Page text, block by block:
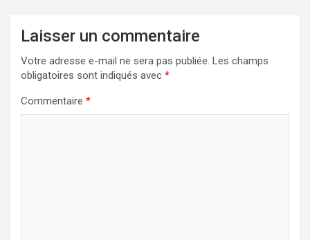
Laisser un commentaire
Votre adresse e-mail ne sera pas publiée. Les champs
obligatoires sont indiqués avec *
Commentaire *